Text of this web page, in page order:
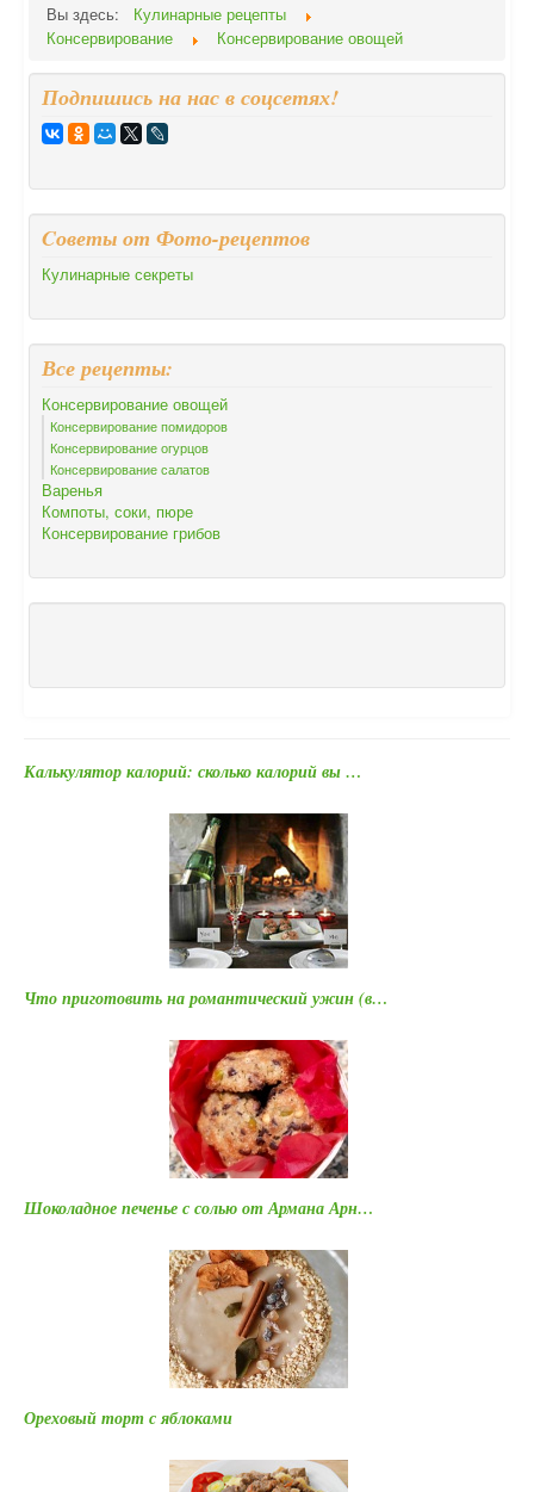
Вы здесь:
Кулинарные рецепты
Консервирование
Консервирование овощей
Подпишись на нас в соцсетях!
Cоветы от Фото-рецептов
Кулинарные секреты
Все рецепты:
Консервирование овощей
Консервирование помидоров
Консервирование огурцов
Консервирование салатов
Варенья
Компоты, соки, пюре
Консервирование грибов
Калькулятор калорий: сколько калорий вы …
Что приготовить на романтический ужин (в…
Шоколадное печенье с солью от Армана Арн…
Ореховый торт с яблоками